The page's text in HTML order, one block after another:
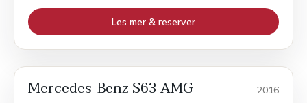
Les mer & reserver
Mercedes-Benz S63 AMG 2016